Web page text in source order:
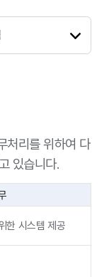
공계약 종료일 중
신용정보 식별, 연
처리를 위하여 다
있습니다.
한 시스템 제공